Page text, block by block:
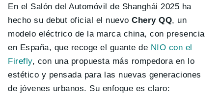
En el Salón del Automóvil de Shanghái 2025 ha
hecho su debut oficial el nuevoChery QQ, un
modelo eléctrico de la marca china, con presencia
en España, que recoge el guante de NIO con el
Firefly, con una propuesta más rompedora en lo
estético y pensada para las nuevas generaciones
de jóvenes urbanos. Su enfoque es claro: